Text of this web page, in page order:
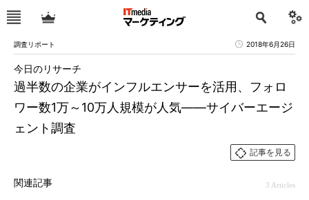
調査リポート 2018年6月26日
過半数の企業がインフルエンサーを活用、フォロ
ワー数1万～10万人規模が人気――サイバーエージ
ェント調査
今日のリサーチ
記事を見る
関連記事 3 Articles